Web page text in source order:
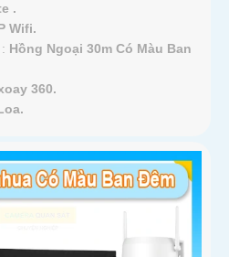
.
Wifi.
Hồng Ngoại 30m Có Màu Ban
360.